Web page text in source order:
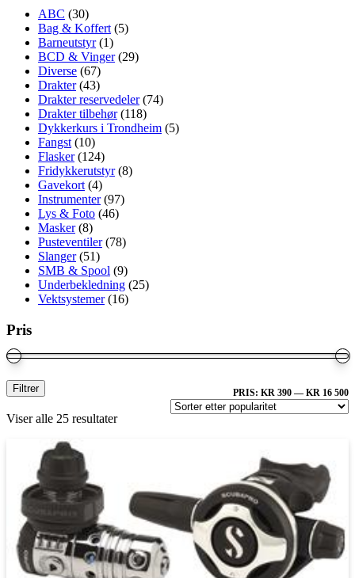
ABC (30)
Bag & Koffert (5)
Barneutstyr (1)
BCD & Vinger (29)
Diverse (67)
Drakter (43)
Drakter reservedeler (74)
Drakter tilbehør (118)
Dykkerkurs i Trondheim (5)
Fangst (10)
Flasker (124)
Fridykkerutstyr (8)
Gavekort (4)
Instrumenter (97)
Lys & Foto (46)
Masker (8)
Pusteventiler (78)
Slanger (51)
SMB & Spool (9)
Underbekledning (25)
Vektsystemer (16)
Pris
Filtrer PRIS: KR 390 — KR 16 500
Viser alle 25 resultaterSortert